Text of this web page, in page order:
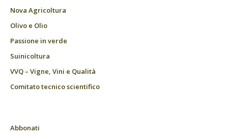
Nova Agricoltura
Olivo e Olio
Passione in verde
Suinicoltura
VVQ – Vigne, Vini e Qualità
Comitato tecnico scientifico
Abbonati